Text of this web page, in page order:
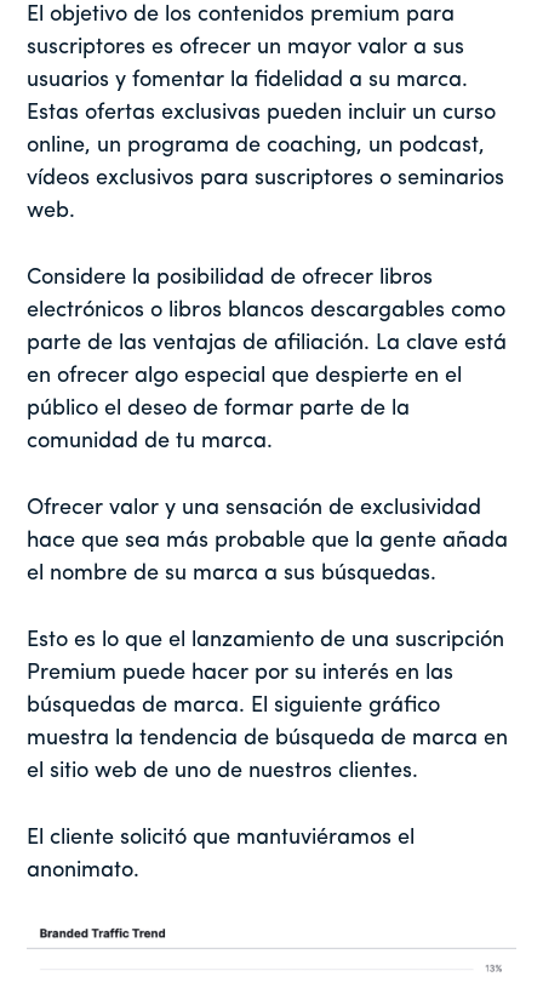
El objetivo de los contenidos premium para
suscriptores es ofrecer un mayor valor a sus
usuarios y fomentar la fidelidad a su marca.
Estas ofertas exclusivas pueden incluir un curso
online, un programa de coaching, un podcast,
vídeos exclusivos para suscriptores o seminarios
web.
Considere la posibilidad de ofrecer libros
electrónicos o libros blancos descargables como
parte de las ventajas de afiliación. La clave está
en ofrecer algo especial que despierte en el
público el deseo de formar parte de la
comunidad de tu marca.
Ofrecer valor y una sensación de exclusividad
hace que sea más probable que la gente añada
el nombre de su marca a sus búsquedas.
Esto es lo que el lanzamiento de una suscripción
Premium puede hacer por su interés en las
búsquedas de marca. El siguiente gráfico
muestra la tendencia de búsqueda de marca en
el sitio web de uno de nuestros clientes.
El cliente solicitó que mantuviéramos el
anonimato.